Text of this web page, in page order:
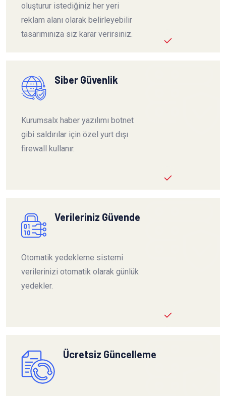
oluşturur istediğiniz her yeri
reklam alanı olarak belirleyebilir
tasarımınıza siz karar verirsiniz.
Siber Güvenlik
Kurumsalx haber yazılımı botnet
gibi saldırılar için özel yurt dışı
firewall kullanır.
Verileriniz Güvende
Otomatik yedekleme sistemi
verilerinizi otomatik olarak günlük
yedekler.
Ücretsiz Güncelleme